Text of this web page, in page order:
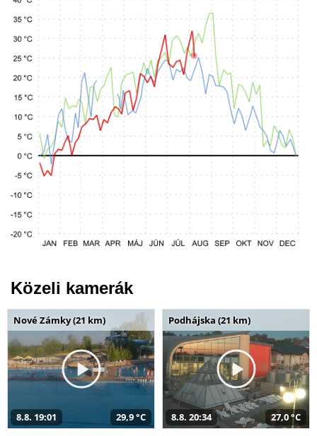
Közeli kamerák
Nové Zámky (21 km)
8.8. 19:01 29,9 °C
Podhájska (21 km)
8.8. 20:34 27,0 °C